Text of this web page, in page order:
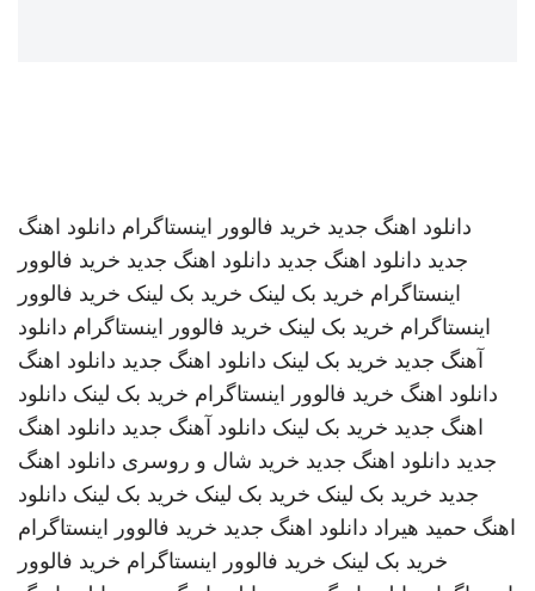
دانلود اهنگ جدید خرید فالوور اینستاگرام دانلود اهنگ
جدید دانلود اهنگ جدید دانلود اهنگ جدید خرید فالوور
اینستاگرام خرید بک لینک خرید بک لینک خرید فالوور
اینستاگرام خرید بک لینک خرید فالوور اینستاگرام دانلود
آهنگ جدید خرید بک لینک دانلود اهنگ جدید دانلود اهنگ
دانلود اهنگ خرید فالوور اینستاگرام خرید بک لینک دانلود
اهنگ جدید خرید بک لینک دانلود آهنگ جدید دانلود اهنگ
جدید دانلود اهنگ جدید خرید شال و روسری دانلود اهنگ
جدید خرید بک لینک خرید بک لینک خرید بک لینک دانلود
اهنگ حمید هیراد دانلود اهنگ جدید خرید فالوور اینستاگرام
خرید بک لینک خرید فالوور اینستاگرام خرید فالوور